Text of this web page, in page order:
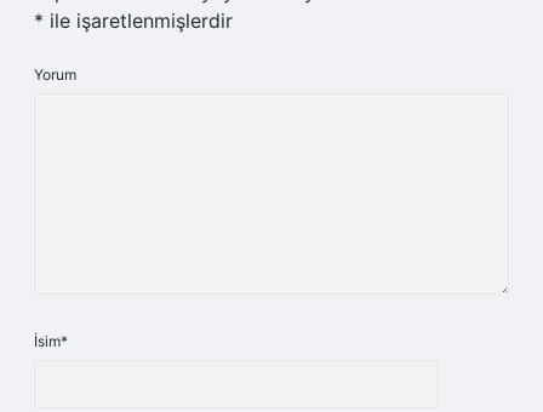
* ile işaretlenmişlerdir
Yorum
İsim*